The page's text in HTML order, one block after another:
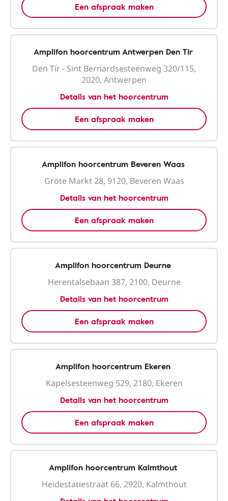
Een afspraak maken
Amplifon hoorcentrum Antwerpen Den Tir
Den Tir - Sint Bernardsesteenweg 320/115,
2020, Antwerpen
Details van het hoorcentrum
Een afspraak maken
Amplifon hoorcentrum Beveren Waas
Grote Markt 28, 9120, Beveren Waas
Details van het hoorcentrum
Een afspraak maken
Amplifon hoorcentrum Deurne
Herentalsebaan 387, 2100, Deurne
Details van het hoorcentrum
Een afspraak maken
Amplifon hoorcentrum Ekeren
Kapelsesteenweg 529, 2180, Ekeren
Details van het hoorcentrum
Een afspraak maken
Amplifon hoorcentrum Kalmthout
Heidestatiestraat 66, 2920, Kalmthout